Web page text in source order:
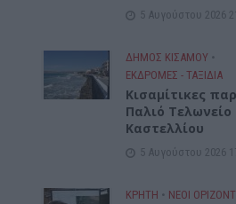
5 Αυγούστου 2026
ΔΉΜΟΣ ΚΙΣΆΜΟΥ •
ΕΚΔΡΟΜΈΣ - ΤΑΞΊΔΙΑ
Kισαμίτικες
Παλιό Τελωνείο
Καστελλίου
5 Αυγούστου 2026
ΚΡΗΤΗ • ΝΕΟΙ